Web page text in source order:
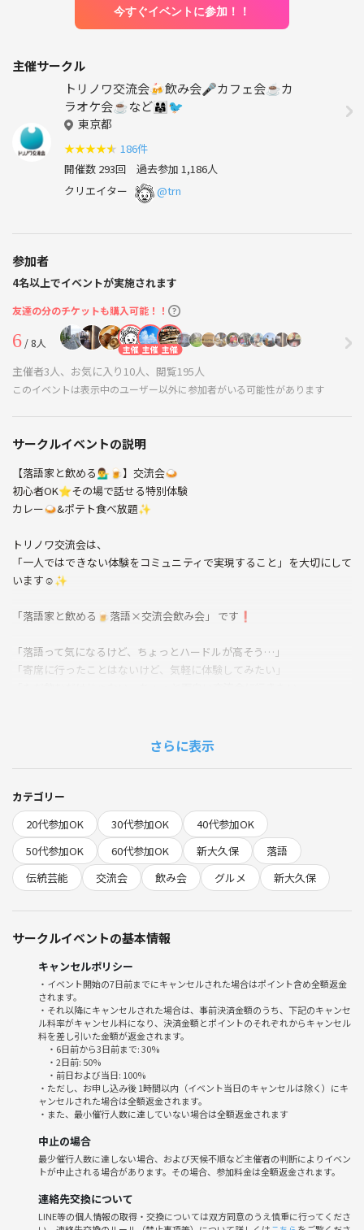
今すぐイベントに参加！！
主催サークル
トリノワ交流会🍻飲み会🎤カフェ会☕️カ
ラオケ会☕️など👨‍👩‍👧🐦
東京都
★★★★★ 186件
開催数 293回 過去参加 1,186人
クリエイター
@trn
参加者
4名以上でイベントが実施されます
友達の分のチケットも購入可能！！
6/ 8人 主催 主催 主催
主催者3人、お気に入り10人、閲覧195人
このイベントは表示中のユーザー以外に参加者がいる可能性があります
サークルイベントの説明
【落語家と飲める💁‍♂️🍺】交流会🍛
初心者OK⭐その場で話せる特別体験
カレー🍛&ポテト食べ放題✨
トリノワ交流会は、
「一人ではできない体験をコミュニティで実現すること」を大切にして
います☺️✨
「落語家と飲める🍺落語×交流会飲み会」 です❗
「落語って気になるけど、ちょっとハードルが高そう…」
「寄席に行ったことはないけど、気軽に体験してみたい」
そんな方にぴったりの企画です✨
る落語家さんをお迎えし、落語を楽しみながら飲み、その後はそのまま
交流できる特別企画です⭐
✅ 落語を生でしっかり楽しめる（40〜60分）
✅ 初心者でもわかりやすく気軽に参加できる⭐
✅ 落語家さんと直接話せる💁‍♂️
✅ 新しい人との交流も自然に楽しめる✨
「見るだけで終わらない体験型イベント」として、
落語の面白さと人との交流の楽しさをどちらも味わえる会にしたいと思
っています☺️
堅い雰囲気の会ではありません❗
お酒やごはん🍛を楽しみながら、自然体で参加できる交流会です✨
一方で、落語がお好きな方や、寄席に行く方にとっても、
高座の上だけではない噺家さんの魅力に触れられる場として楽しんでい
ただける内容を目指しています⭐
落語に詳しくない方も大歓迎です⭐
さらに表示
カテゴリー
20代参加OK
30代参加OK
40代参加OK
50代参加OK
60代参加OK 新大久保
落語
伝統芸能
交流会 飲み会 グルメ 新大久保
サークルイベントの基本情報
キャンセルポリシー
・イベント開始の7日前までにキャンセルされた場合はポイント含め全額返金
されます。
・それ以降にキャンセルされた場合は、事前決済金額のうち、下記のキャンセ
ル料率がキャンセル料になり、決済金額とポイントのそれぞれからキャンセル
料を差し引いた金額が返金されます。
・6日前から3日前まで: 30%
・2日前: 50%
・前日および当日: 100%
・ただし、お申し込み後 1時間以内（イベント当日のキャンセルは除く）にキ
ャンセルされた場合は全額返金されます。
・また、最小催行人数に達していない場合は全額返金されます
中止の場合
最少催行人数に達しない場合、および天候不順など主催者の判断によりイベン
トが中止される場合があります。その場合、参加料金は全額返金されます。
連絡先交換について
LINE等の個人情報の取得・交換については双方同意のうえ慎重に行ってくださ